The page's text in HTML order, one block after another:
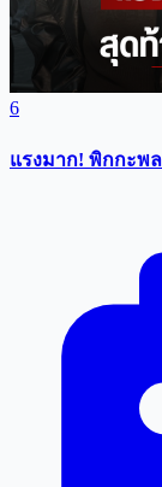
6
แรงมาก! พิกกะพ